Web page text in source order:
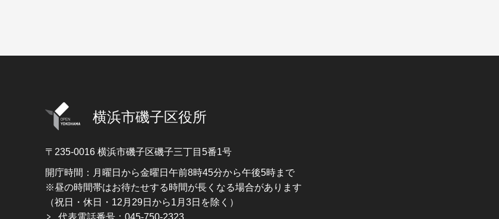
横浜市磯子区役所
〒235-0016 横浜市磯子区磯子三丁目5番1号
開庁時間：月曜日から金曜日午前8時45分から午後5時まで
※昼の時間帯はお待たせする時間が長くなる場合があります
（祝日・休日・12月29日から1月3日を除く）
代表電話番号：045-750-2323